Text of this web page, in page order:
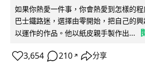
如果你熱愛一件事，你會熱愛到怎樣的
巴士鐵路迷，選擇由零開始，把自己的
以運作的作品。他以紙皮親手製作出...
3,654 210 ↗ 分享